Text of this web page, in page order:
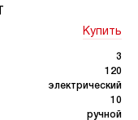
Купить
3
120
электрический
10
ручной